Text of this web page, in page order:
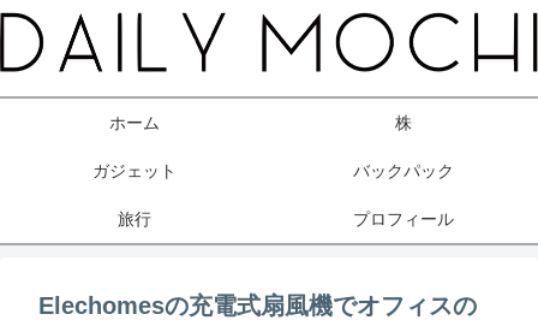
ホーム 株
ガジェット バックパック
旅行 プロフィール
Elechomesの充電式扇風機でオフィスの